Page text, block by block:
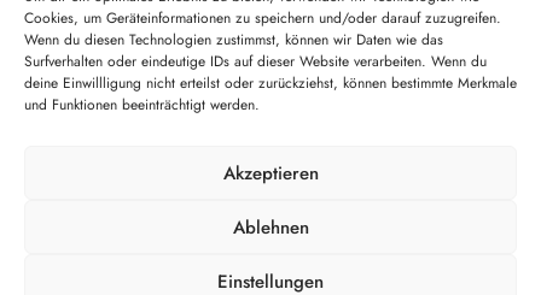
Cookies, um Geräteinformationen zu speichern und/oder darauf zuzugreifen.
Wenn du diesen Technologien zustimmst, können wir Daten wie das
Surfverhalten oder eindeutige IDs auf dieser Website verarbeiten. Wenn du
deine Einwillligung nicht erteilst oder zurückziehst, können bestimmte Merkmale
und Funktionen beeinträchtigt werden.
Akzeptieren
Ablehnen
Einstellungen
Datenschutz